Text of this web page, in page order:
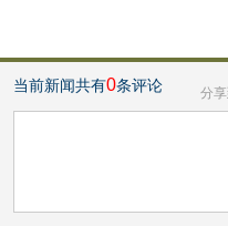
当前新闻共有0条评论 分享